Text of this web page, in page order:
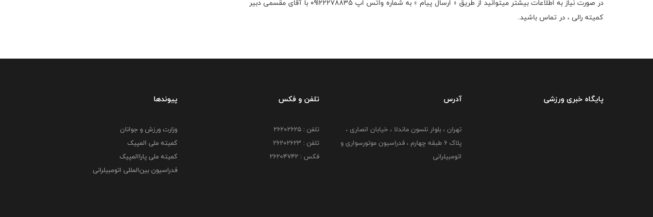
در صورت نیاز به اطلاعات بیشتر میتوانید از طریق « ارسال پیام » به شماره واتس اپ ۰۹۱۲۲۲۷۸۸۳۵ با آقای مقسمی دبیر
کمیته رالی ، در تماس باشید.
پایگاه خبری ورزشی آدرس
تهران ، بلوار نلسون ماندلا ، خیابان انصاری ،
پلاک ۶ طبقه چهارم ، فدراسیون موتورسواری و
اتومبیلرانی
تلفن و فکس
تلفن : ۲۶۲۰۲۶۲۵
تلفن : ۲۶۲۰۲۶۲۳
فکس : ۲۶۲۰۴۷۴۲
پیوندها
وزارت ورزش و جوانان
کمیته ملی المپیک
کمیته ملی پاراالمپیک
فدراسیون بین‌المللی اتومبیلرانی